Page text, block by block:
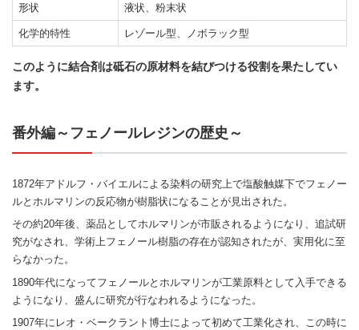
形状 液状、粉末状
化学的特性 レゾール型、ノボラック型
このように結合剤は砥石の原材料を結びつける役割を果たしてい
ます。
番外編～フェノールレジンの歴史～
1872年アドルフ・バイエルによる染料の研究上で塩酸触媒下でフェノー
ルとホルマリンの反応物が樹脂状になることが見出された。
その約20年後、薬品としてホルマリンが市販されるようになり、追試研
究がなされ、学術上フェノール樹脂の存在が認知されたが、実用化に至
らなかった。
1890年代になってフェノールとホルマリンが工業原料として入手できる
ようになり、盛んに研究が行なわれるようになった。
1907年にレオ・ベークラント博士によって初めて工業化され、この時に